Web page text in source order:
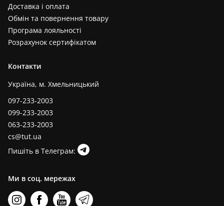
Доставка і оплата
Обмін та повернення товару
Програма лояльності
Розрахунок сертифікатом
Контакти
Україна, м. Хмельницький
097-233-2003
099-233-2003
063-233-2003
cs@tut.ua
Пишіть в Телеграм:
Ми в соц. мережах